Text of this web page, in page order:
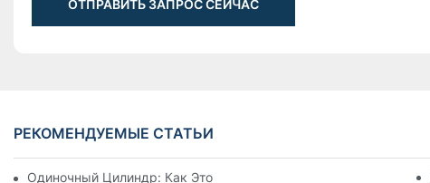
ОТПРАВИТЬ ЗАПРОС СЕЙЧАС
РЕКОМЕНДУЕМЫЕ СТАТЬИ
Одиночный Цилиндр: Как Это Работает & Общие Приложения